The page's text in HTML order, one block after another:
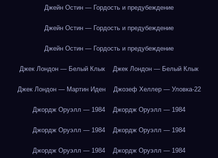
Джейн Остин — Гордость и предубеждение
Джейн Остин — Гордость и предубеждение
Джейн Остин — Гордость и предубеждение
Джек Лондон — Белый Клык Джек Лондон — Белый Клык
Джек Лондон — Мартин Иден Джозеф Хеллер — Уловка-22
Джордж Оруэлл — 1984 Джордж Оруэлл — 1984
Джордж Оруэлл — 1984 Джордж Оруэлл — 1984
Джордж Оруэлл — 1984 Джордж Оруэлл — 1984